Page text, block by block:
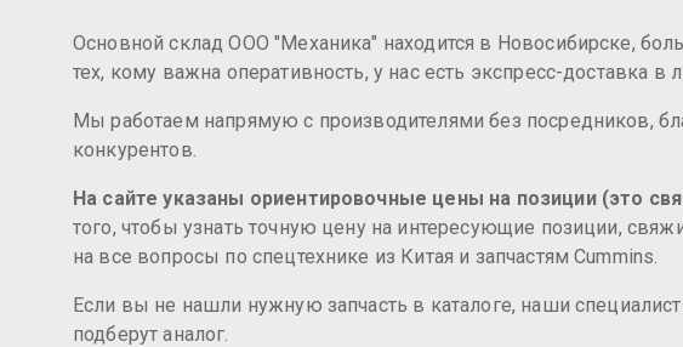
Основной склад ООО "Механика" находится в Новосибирске,
тех, кому важна оперативность, у нас есть экспресс-доставка в
Мы работаем напрямую с производителями без посредников,
конкурентов.
На сайте указаны ориентировочные цены на позиции (это
того, чтобы узнать точную цену на интересующие позиции,
на все вопросы по спецтехнике из Китая и запчастям Cummins.
Если вы не нашли нужную запчасть в каталоге, наши
подберут аналог.